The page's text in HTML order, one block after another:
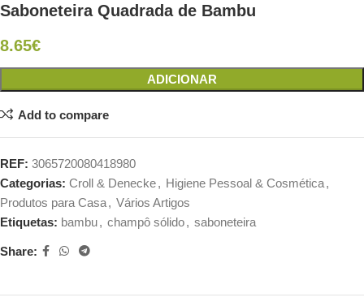
Saboneteira Quadrada de Bambu
8.65€
ADICIONAR
Add to compare
REF: 3065720080418980
Categorias: Croll & Denecke, Higiene Pessoal & Cosmética,
Produtos para Casa, Vários Artigos
Etiquetas: bambu, champô sólido, saboneteira
Share: